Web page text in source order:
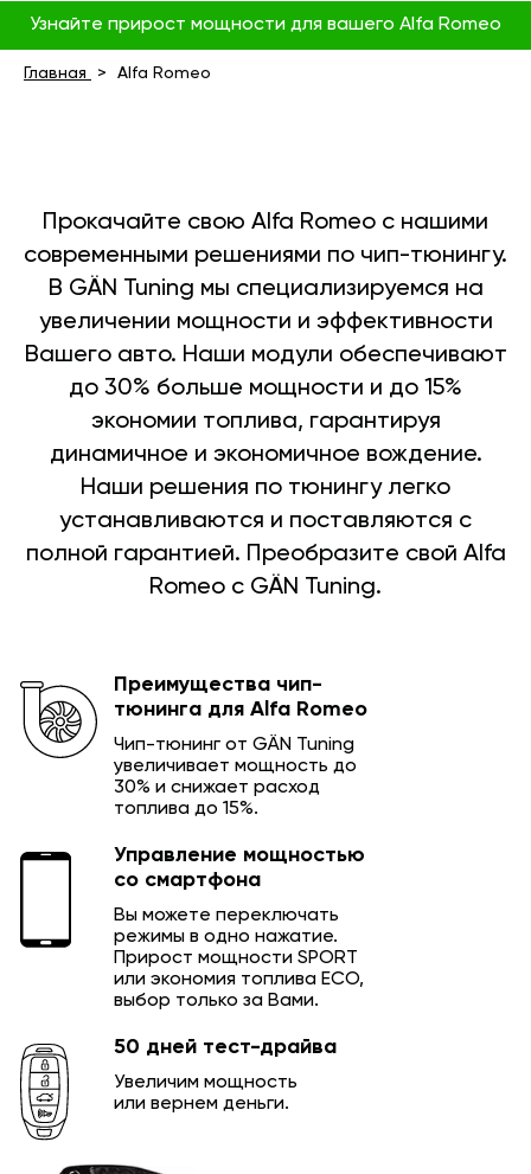
Узнайте прирост мощности для вашего Alfa Romeo
Главная Alfa Romeo
Прокачайте свою Alfa Romeo с нашими
современными решениями по чип-тюнингу.
В GÄN Tuning мы специализируемся на
увеличении мощности и эффективности
Вашего авто. Наши модули обеспечивают
до 30% больше мощности и до 15%
экономии топлива, гарантируя
динамичное и экономичное вождение.
Наши решения по тюнингу легко
устанавливаются и поставляются с
полной гарантией. Преобразите свой Alfa
Romeo с GÄN Tuning.
Преимущества чип-
тюнинга для Alfa Romeo
Чип-тюнинг от GÄN Tuning
увеличивает мощность до
30% и снижает расход
топлива до 15%.
Управление мощностью
со смартфона
Вы можете переключать
режимы в одно нажатие.
Прирост мощности SPORT
или экономия топлива ECO,
выбор только за Вами.
50 дней тест-драйва
Увеличим мощность
или вернем деньги.